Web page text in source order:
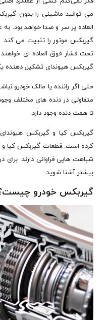
می توانید ماشینی را بدون
العاده پر سر و صدا خواهد بود.
گیربکس موتور را تثبیت می
تحت فشار فوق العاده ای
گیربکس هیوندای تشکیل
حتی اگر راننده یا مالک خودرو
متفاوتی در دنده های مختلف
تا هفت دنده وجود دارد.
گیربکس کیا و گیربکس
کرده است. قطعات گیربکس کیا و
شباهت هایی فراوانی دارند. برای
بیشتر آشنا شوید.
گیربکس خودرو